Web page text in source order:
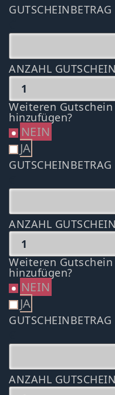
GUTSCHEINBETRAG
ANZAHL
Weiteren
hinzufügen?
NEIN
JA
GUTSCHEINBETRAG
ANZAHL
Weiteren
hinzufügen?
NEIN
JA
GUTSCHEINBETRAG
ANZAHL